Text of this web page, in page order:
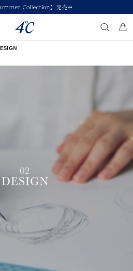
る「eギフト」対象商品はこちら
#ダイヤモンド ネックレス
４℃